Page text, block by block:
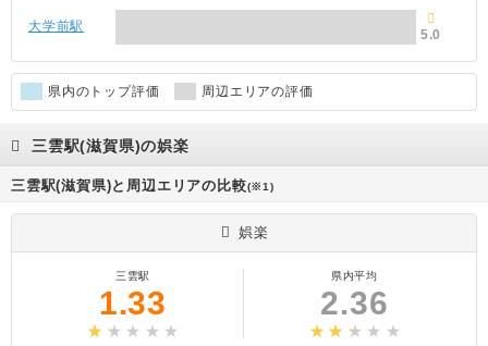
大学前駅
5.0
県内のトップ評価 周辺エリアの評価
三雲駅(滋賀県)の娯楽
三雲駅(滋賀県)と周辺エリアの比較(※1)
娯楽
三雲駅
1.33
県内平均
2.36